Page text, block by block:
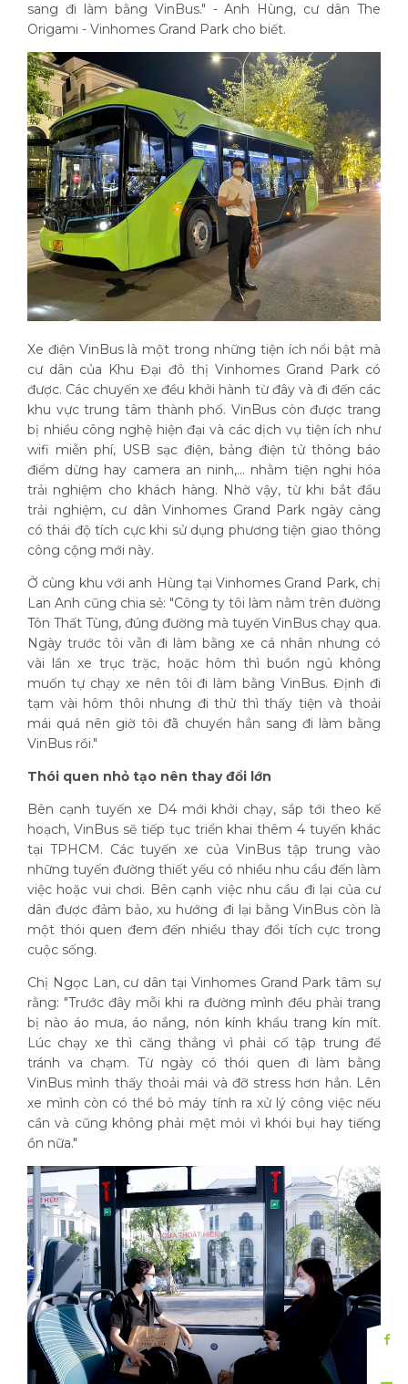
sang đi làm bằng VinBus." - Anh Hùng, cư dân The
Origami - Vinhomes Grand Park cho biết.
Xe điện VinBus là một trong những tiện ích nổi bật mà
cư dân của Khu Đại đô thị Vinhomes Grand Park có
được. Các chuyến xe đều khởi hành từ đây và đi đến các
khu vực trung tâm thành phố. VinBus còn được trang
bị nhiều công nghệ hiện đại và các dịch vụ tiện ích như
wifi miễn phí, USB sạc điện, bảng điện tử thông báo
điểm dừng hay camera an ninh,... nhằm tiện nghi hóa
trải nghiệm cho khách hàng. Nhờ vậy, từ khi bắt đầu
trải nghiệm, cư dân Vinhomes Grand Park ngày càng
có thái độ tích cực khi sử dụng phương tiện giao thông
công cộng mới này.
Ở cùng khu với anh Hùng tại Vinhomes Grand Park, chị
Lan Anh cũng chia sẻ: "Công ty tôi làm nằm trên đường
Tôn Thất Tùng, đúng đường mà tuyến VinBus chạy qua.
Ngày trước tôi vẫn đi làm bằng xe cá nhân nhưng có
vài lần xe trục trặc, hoặc hôm thì buồn ngủ không
muốn tự chạy xe nên tôi đi làm bằng VinBus. Định đi
tạm vài hôm thôi nhưng đi thử thì thấy tiện và thoải
mái quá nên giờ tôi đã chuyển hẳn sang đi làm bằng
VinBus rồi."
Thói quen nhỏ tạo nên thay đổi lớn
Bên cạnh tuyến xe D4 mới khởi chạy, sắp tới theo kế
hoạch, VinBus sẽ tiếp tục triển khai thêm 4 tuyến khác
tại TPHCM. Các tuyến xe của VinBus tập trung vào
những tuyến đường thiết yếu có nhiều nhu cầu đến làm
việc hoặc vui chơi. Bên cạnh việc nhu cầu đi lại của cư
dân được đảm bảo, xu hướng đi lại bằng VinBus còn là
một thói quen đem đến nhiều thay đổi tích cực trong
cuộc sống.
Chị Ngọc Lan, cư dân tại Vinhomes Grand Park tâm sự
rằng: "Trước đây mỗi khi ra đường mình đều phải trang
bị nào áo mưa, áo nắng, nón kính khẩu trang kín mít.
Lúc chạy xe thì căng thẳng vì phải cố tập trung để
tránh va chạm. Từ ngày có thói quen đi làm bằng
VinBus mình thấy thoải mái và đỡ stress hơn hẳn. Lên
xe mình còn có thể bỏ máy tính ra xử lý công việc nếu
cần và cũng không phải mệt mỏi vì khói bụi hay tiếng
ồn nữa."